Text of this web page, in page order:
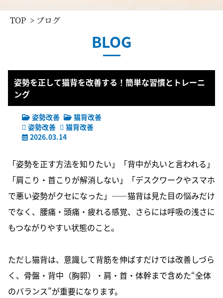
TOP > ブログ
BLOG
姿勢を正して猫背を改善する！簡単な習慣とトレーニ
ング
姿勢改善
猫背改善
姿勢改善
猫背改善
2026.03.14
「姿勢を正す方法を知りたい」「背中が丸いと言われる」
「肩こり・首こりが解消しない」「デスクワークやスマホ
で悪い姿勢がクセになった」――猫背は見た目の悩みだけ
でなく、腰痛・頭痛・疲れる感覚、さらには呼吸の浅さに
もつながりやすい状態のこと。
ただし猫背は、意識して背筋を伸ばすだけでは改善しづら
く、骨盤・背中（胸郭）・肩・首・体幹まで含めた“全体
のバランス”が重要になります。